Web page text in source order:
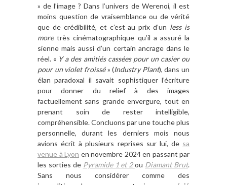
» de l’image ? Dans l’univers de Werenoi, il est
moins question de vraisemblance ou de vérité
que de crédibilité, et c’est au prix d’un less is
moretrès cinématographique qu’il a assuré la
sienne mais aussi d’un certain ancrage dans le
réel. « Y a des amitiés cassées pour un casier ou
pour un violet froissé» (Industry Plant), dans un
élan paradoxal il savait sophistiquer l’écriture
pour donner du relief à des images
factuellement sans grande envergure, tout en
prenant soin de rester intelligible,
compréhensible. Concluons par une touche plus
personnelle, durant les derniers mois nous
avions écrit à plusieurs reprises sur lui, de sa
venue à Lyon en novembre 2024 en passant par
les sorties de Pyramide 1 et 2 ou Diamant Brut.
Sans nous considérer comme des